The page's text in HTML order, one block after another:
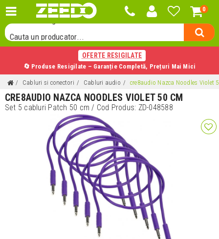
0
Cauta o categorie...
Cauta un producator...
Cauta un produs...
OFERTE RESIGILATE
🔄 Produse Resigilate – Garanție Completă, Prețuri Mai Mici
Cabluri si conectori Cabluri audio cre8audio Nazca Noodles Violet
CRE8AUDIO NAZCA NOODLES VIOLET 50 CM
Set 5 cabluri Patch 50 cm/ Cod Produs: ZD-048588